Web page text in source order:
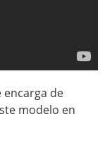
encarga de
modelo en